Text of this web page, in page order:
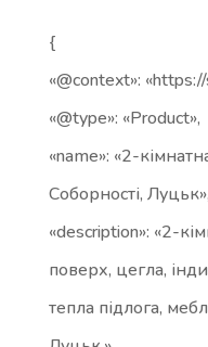
{
«@context»:
«@type»: «Product»,
«name»: «2-
Соборності, Луцьк»,
«description»: «2-
поверх, цегла,
тепла підлога,